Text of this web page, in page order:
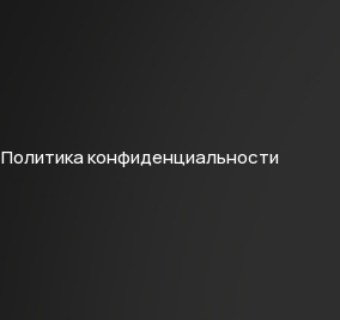
Политика конфиденциальности